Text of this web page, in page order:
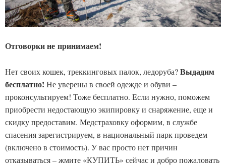
Отговорки не принимаем!
Нет своих кошек, треккинговых палок, ледоруба?Выдадим
бесплатно! Не уверены в своей одежде и обуви –
проконсультируем! Тоже бесплатно. Если нужно, поможем
приобрести недостающую экипировку и снаряжение, еще и
скидку предоставим. Медстраховку оформим, в службе
спасения зарегистрируем, в национальный парк проведем
(включено в стоимость). У вас просто нет причин
отказываться – жмите «КУПИТЬ» сейчас и добро пожаловать